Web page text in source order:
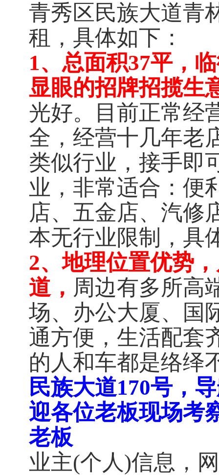
青秀区民族大道青
租，具体如下：
1、总面积37平，
显眼的招牌招揽生
光好。目前正常经
全，经营十几年老
类似行业，接手即
业，非常适合：便
店、五金店、汽修
本无行业限制，具
2、地理位置优势
道， 周边有多所高
场、办公大厦、国
通方便，生活配套
的人和车都是络绎
民族大道170号，
迎各位老板现场考
老板
业主(个人)信息，